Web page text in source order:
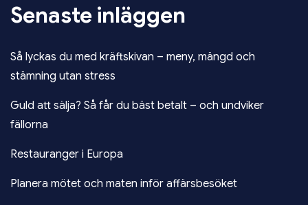
Senaste inläggen
Så lyckas du med kräftskivan – meny, mängd och
stämning utan stress
Guld att sälja? Så får du bäst betalt – och undviker
fällorna
Restauranger i Europa
Planera mötet och maten inför affärsbesöket